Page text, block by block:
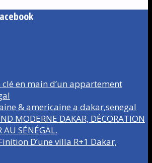
en main d’un appartement
& americaine a dakar,senegal
MODERNE DAKAR, DÉCORATION
AU SÉNÉGAL.
D’une villa R+1 Dakar,